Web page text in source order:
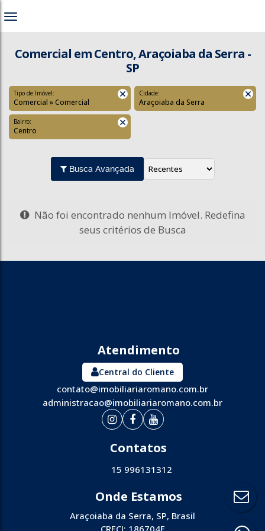
Comercial em Centro, Araçoiaba da Serra -
SP
Tipo de Imóvel:
Comercial » Comercial
Cidade:
Araçoiaba da Serra
Bairro:
Centro
Busca Avançada
Não foi encontrado nenhum Imóvel. Redefina
seus critérios de Busca
Central do Cliente
contato@imobiliariaromano.com.br
administracao@imobiliariaromano.com.br
15 996131312
Araçoiaba da Serra, SP, Brasil
CRECI: 186704F